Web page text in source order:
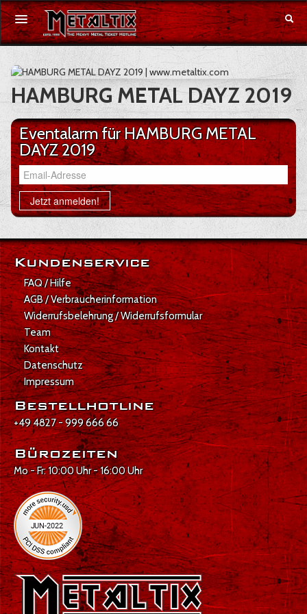
Konzerte
Festivals
Gutschein
Merchandise
DE|EN
Anmelden
HAMBURG METAL DAYZ 2019
Eventalarm für HAMBURG METAL
DAYZ 2019
Email-Adresse
Jetzt anmelden!
Kundenservice
FAQ / Hilfe
AGB / Verbraucherinformation
Widerrufsbelehrung / Widerrufsformular
Team
Kontakt
Datenschutz
Impressum
Bestellhotline
+49 4827 - 999 666 66
Bürozeiten
Mo - Fr: 10:00 Uhr - 16:00 Uhr